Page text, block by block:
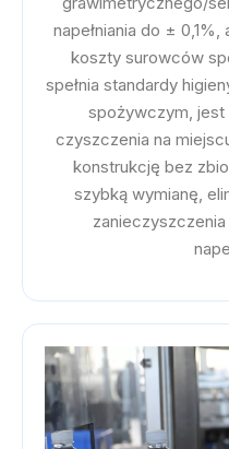
napełniania do ±
koszty surowców
spełnia standardy
spożywczym,
czyszczenia na
konstrukcję bez
szybką wymianę,